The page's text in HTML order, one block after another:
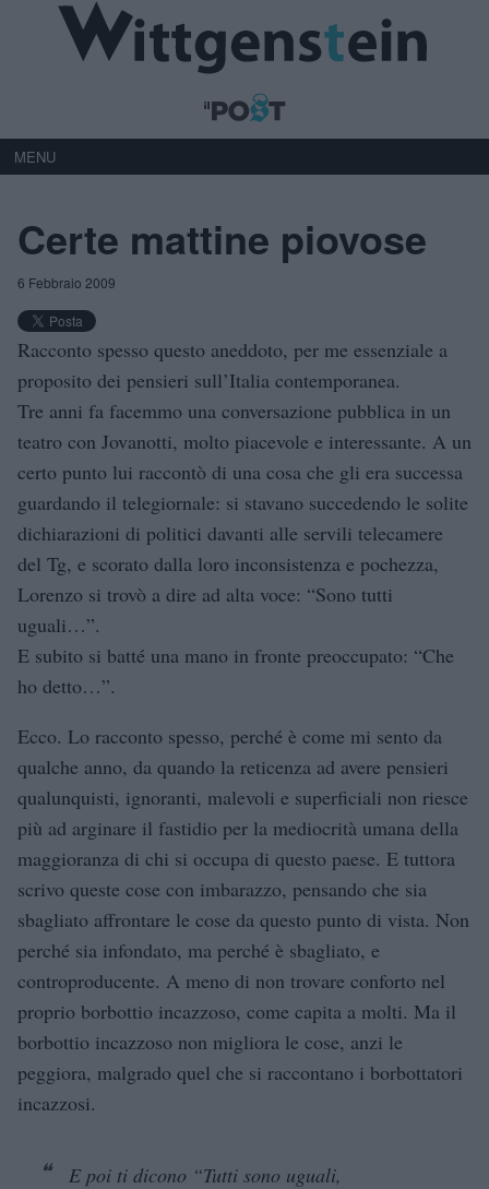
MENU
Certe mattine piovose
6 Febbraio 2009
Racconto spesso questo aneddoto, per me essenziale a
proposito dei pensieri sull’Italia contemporanea.
Tre anni fa facemmo una conversazione pubblica in un
teatro con Jovanotti, molto piacevole e interessante. A un
certo punto lui raccontò di una cosa che gli era successa
guardando il telegiornale: si stavano succedendo le solite
dichiarazioni di politici davanti alle servili telecamere
del Tg, e scorato dalla loro inconsistenza e pochezza,
Lorenzo si trovò a dire ad alta voce: “Sono tutti
uguali…”.
E subito si batté una mano in fronte preoccupato: “Che
ho detto…”.
Ecco. Lo racconto spesso, perché è come mi sento da
qualche anno, da quando la reticenza ad avere pensieri
qualunquisti, ignoranti, malevoli e superficiali non riesce
più ad arginare il fastidio per la mediocrità umana della
maggioranza di chi si occupa di questo paese. E tuttora
scrivo queste cose con imbarazzo, pensando che sia
sbagliato affrontare le cose da questo punto di vista. Non
perché sia infondato, ma perché è sbagliato, e
controproducente. A meno di non trovare conforto nel
proprio borbottio incazzoso, come capita a molti. Ma il
borbottio incazzoso non migliora le cose, anzi le
peggiora, malgrado quel che si raccontano i borbottatori
incazzosi.
E poi ti dicono “Tutti sono uguali,